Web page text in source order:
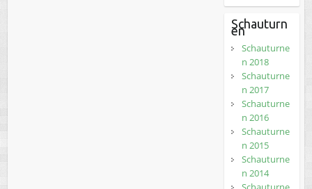
Schauturn
en
Schauturne
n 2018
Schauturne
n 2017
Schauturne
n 2016
Schauturne
n 2015
Schauturne
n 2014